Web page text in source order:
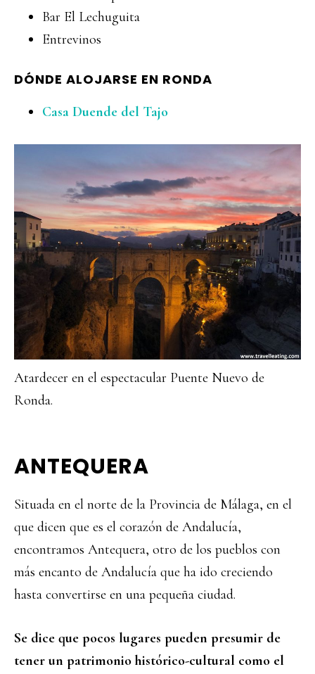
Bar El Lechuguita
Entrevinos
DÓNDE ALOJARSE EN RONDA
Casa Duende del Tajo
Atardecer en el espectacular Puente Nuevo de
Ronda.
ANTEQUERA
Situada en el norte de la Provincia de Málaga, en el
que dicen que es el corazón de Andalucía,
encontramos Antequera, otro de los pueblos con
más encanto de Andalucía que ha ido creciendo
hasta convertirse en una pequeña ciudad.
Se dice que pocos lugares pueden presumir de
tener un patrimonio histórico-cultural como el